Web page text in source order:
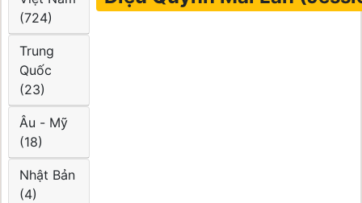
(724)
Trung
Quốc
(23)
Âu - Mỹ
(18)
Nhật Bản
(4)